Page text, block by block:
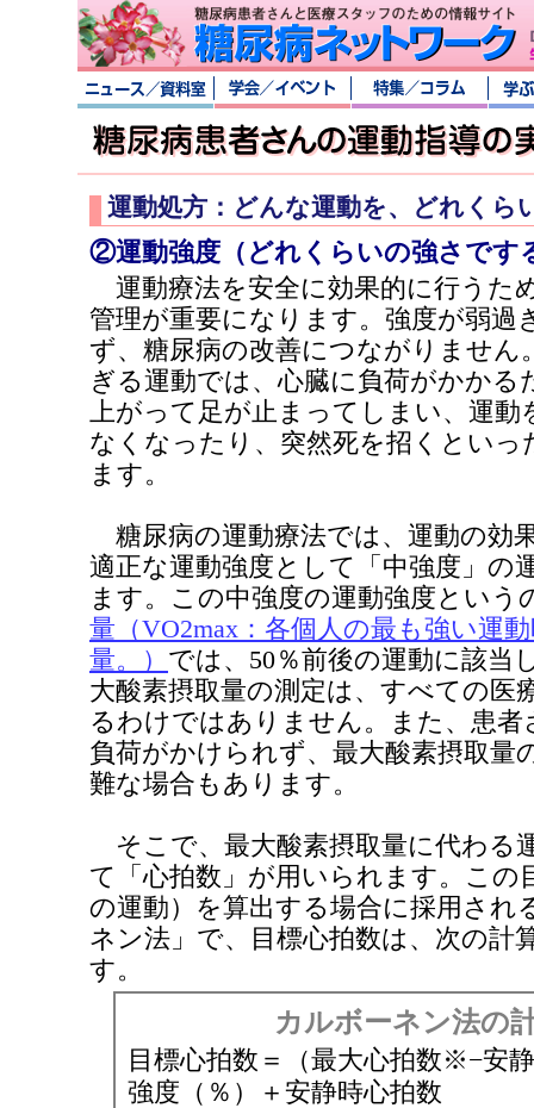
運動処方：どんな運動を、どれくら
②運動強度（どれくらいの強さです
運動療法を安全に効果的に行うた
管理が重要になります。強度が弱過
ず、糖尿病の改善につながりません
ぎる運動では、心臓に負荷がかかる
上がって足が止まってしまい、運動
なくなったり、突然死を招くとい
ます。
糖尿病の運動療法では、運動の効
適正な運動強度として「中強度」の
ます。この中強度の運動強度という
量（VO2max：各個人の最も強い運
量。） では、50％前後の運動に該当
大酸素摂取量の測定は、すべての医
るわけではありません。また、患者
負荷がかけられず、最大酸素摂取量
難な場合もあります。
そこで、最大酸素摂取量に代わる
て「心拍数」が用いられます。この
の運動）を算出する場合に採用され
ネン法」で、目標心拍数は、次の計
す。
カルボーネン法の
目標心拍数＝（最大心拍数※−安
強度（％）＋安静時心拍数